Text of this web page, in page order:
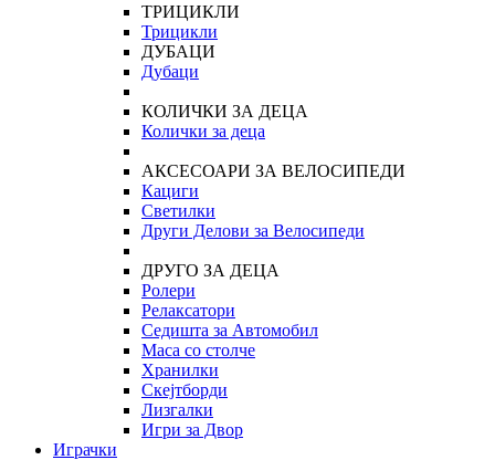
ТРИЦИКЛИ
Трицикли
ДУБАЦИ
Дубаци
КОЛИЧКИ ЗА ДЕЦА
Колички за деца
АКСЕСОАРИ ЗА ВЕЛОСИПЕДИ
Кациги
Светилки
Други Делови за Велосипеди
ДРУГО ЗА ДЕЦА
Ролери
Релаксатори
Седишта за Автомобил
Маса со столче
Хранилки
Скејтборди
Лизгалки
Игри за Двор
Играчки